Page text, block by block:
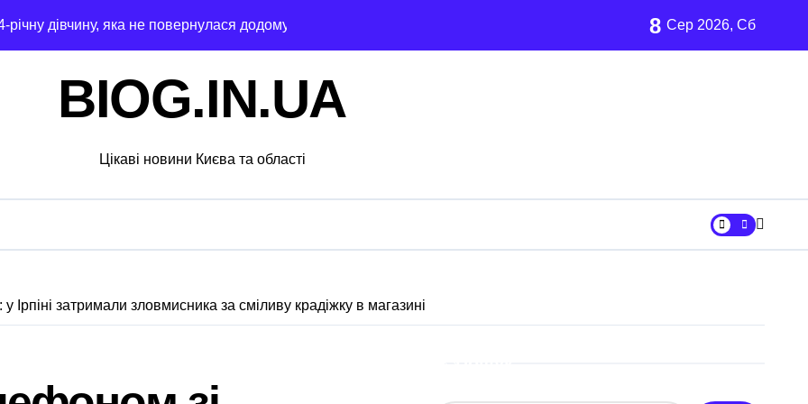
дівчину, яка не повернулася додому після конфлікту
підтримки: у Київській області з’явиться унікальний маршрут для молоді
у $2000 за ненастоящий діагноз
зброї: результати декларування в Києві
транспорту у Києві виявився найгарячішим
оголосили підозру через завищену ціну на УЗД на 6 млн грн
8 Сер 2026, Сб
BIOG.IN.UA
Цікаві новини Києва та області
Ірпіні затримали зловмисника за сміливу крадіжку в магазині